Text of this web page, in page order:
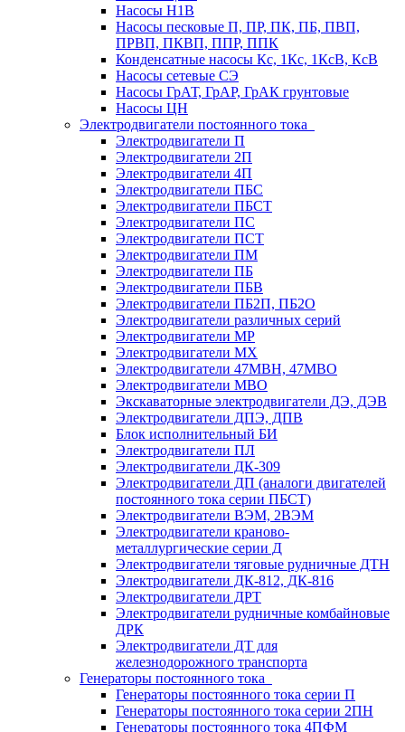
Насосы Н1В
Насосы песковые П, ПР, ПК, ПБ, ПВП,
ПРВП, ПКВП, ППР, ППК
Конденсатные насосы Кс, 1Кс, 1КсВ, КсВ
Насосы сетевые СЭ
Насосы ГрАТ, ГрАР, ГрАК грунтовые
Насосы ЦН
Электродвигатели постоянного тока
Электродвигатели П
Электродвигатели 2П
Электродвигатели 4П
Электродвигатели ПБС
Электродвигатели ПБСТ
Электродвигатели ПС
Электродвигатели ПСТ
Электродвигатели ПМ
Электродвигатели ПБ
Электродвигатели ПБВ
Электродвигатели ПБ2П, ПБ2О
Электродвигатели различных серий
Электродвигатели МР
Электродвигатели MX
Электродвигатели 47MBH, 47МВО
Электродвигатели MBO
Экскаваторные электродвигатели ДЭ, ДЭВ
Электродвигатели ДПЭ, ДПВ
Блок исполнительный БИ
Электродвигатели ПЛ
Электродвигатели ДК-309
Электродвигатели ДП (аналоги двигателей
постоянного тока серии ПБСТ)
Электродвигатели ВЭМ, 2ВЭМ
Электродвигатели краново-
металлургические серии Д
Электродвигатели тяговые рудничные ДТН
Электродвигатели ДК-812, ДК-816
Электродвигатели ДРТ
Электродвигатели рудничные комбайновые
ДРК
Электродвигатели ДТ для
железнодорожного транспорта
Генераторы постоянного тока
Генераторы постоянного тока серии П
Генераторы постоянного тока серии 2ПН
Генераторы постоянного тока 4ПФМ